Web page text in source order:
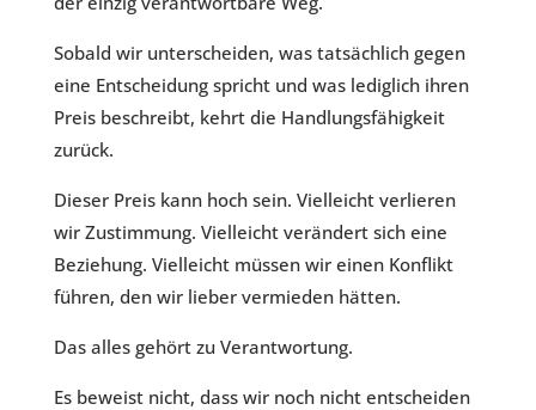
Sobald wir unterscheiden, was tatsächlich gegen
eine Entscheidung spricht und was lediglich ihren
Preis beschreibt, kehrt die Handlungsfähigkeit
zurück.
Dieser Preis kann hoch sein. Vielleicht verlieren
wir Zustimmung. Vielleicht verändert sich eine
Beziehung. Vielleicht müssen wir einen Konflikt
führen, den wir lieber vermieden hätten.
Das alles gehört zu Verantwortung.
Es beweist nicht, dass wir noch nicht entscheiden